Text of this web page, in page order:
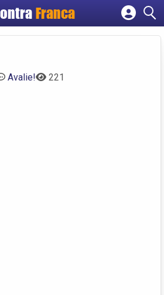
Franca
Cadastrar empresa
Avalie! 221